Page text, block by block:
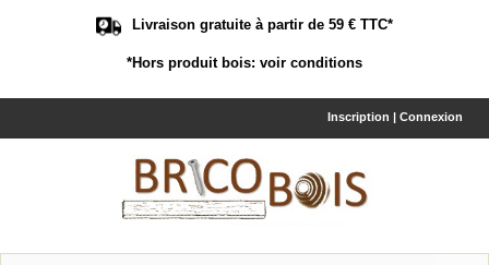
Livraison gratuite à partir de 59 € TTC*
*Hors produit bois: voir conditions
Inscription | Connexion